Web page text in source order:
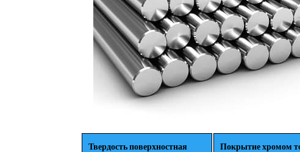
Твердость поверхностная
Покрытие хромом